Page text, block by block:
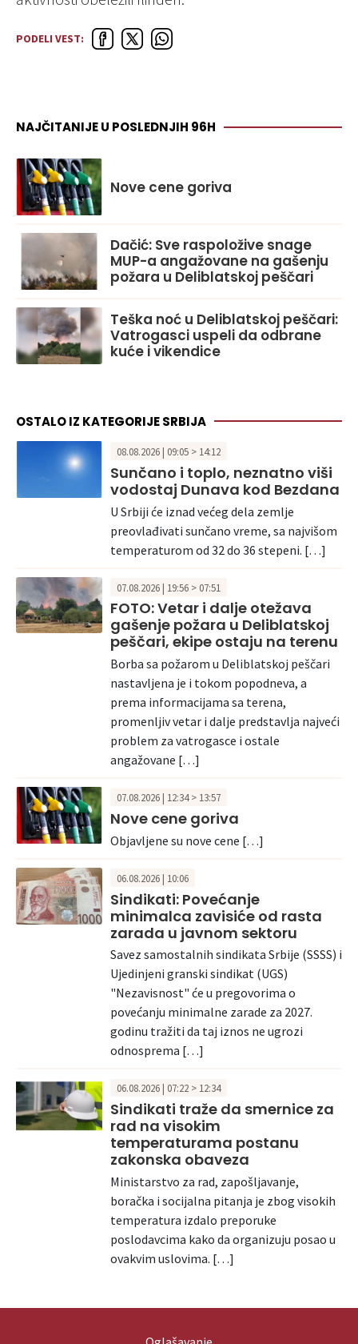
PODELI VEST:
NAJČITANIJE U POSLEDNJIH 96H
Nove cene goriva
Dačić: Sve raspoložive snage
MUP-a angažovane na gašenju
požara u Deliblatskoj peščari
Teška noć u Deliblatskoj peščari:
Vatrogasci uspeli da odbrane
kuće i vikendice
OSTALO IZ KATEGORIJE SRBIJA
08.08.2026 | 09:05 > 14:12
Sunčano i toplo, neznatno viši
vodostaj Dunava kod Bezdana
U Srbiji će iznad većeg dela zemlje
preovlađivati sunčano vreme, sa najvišom
temperaturom od 32 do 36 stepeni. […]
07.08.2026 | 19:56 > 07:51
FOTO: Vetar i dalje otežava
gašenje požara u Deliblatskoj
peščari, ekipe ostaju na terenu
Borba sa požarom u Deliblatskoj peščari
nastavljena je i tokom popodneva, a
prema informacijama sa terena,
promenljiv vetar i dalje predstavlja najveći
problem za vatrogasce i ostale
angažovane […]
07.08.2026 | 12:34 > 13:57
Nove cene goriva
Objavljene su nove cene […]
06.08.2026 | 10:06
Sindikati: Povećanje
minimalca zavisiće od rasta
zarada u javnom sektoru
Savez samostalnih sindikata Srbije (SSSS) i
Ujedinjeni granski sindikat (UGS)
"Nezavisnost" će u pregovorima o
povećanju minimalne zarade za 2027.
godinu tražiti da taj iznos ne ugrozi
odnosprema […]
06.08.2026 | 07:22 > 12:34
Sindikati traže da smernice za
rad na visokim
temperaturama postanu
zakonska obaveza
Ministarstvo za rad, zapošljavanje,
boračka i socijalna pitanja je zbog visokih
temperatura izdalo preporuke
poslodavcima kako da organizuju posao u
ovakvim uslovima. […]